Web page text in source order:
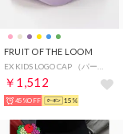
FRUIT OF THE LOOM
￥1,512
45%OFF 15%